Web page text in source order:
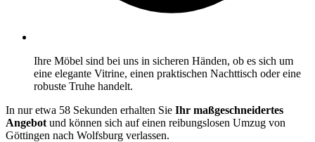
Ihre Möbel sind bei uns in sicheren Händen, ob es sich um
eine elegante Vitrine, einen praktischen Nachttisch oder eine
robuste Truhe handelt.
In nur etwa 58 Sekunden erhalten Sie Ihr maßgeschneidertes
Angebot und können sich auf einen reibungslosen Umzug von
Göttingen nach Wolfsburg verlassen.